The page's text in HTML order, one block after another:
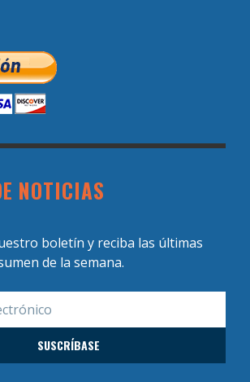
NOTICIAS
boletín y reciba las últimas
de la semana.